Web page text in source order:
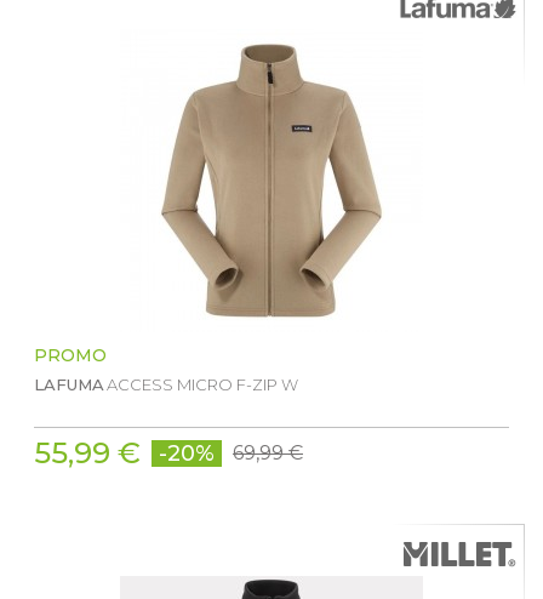
PROMO
LAFUMAACCESS MICRO F-ZIP W
55,99 € -20% 69,99 €